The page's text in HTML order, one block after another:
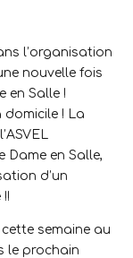
l’organisation
nouvelle fois
en Salle !
domicile ! La
Dame en Salle,
d’un
semaine au
le prochain